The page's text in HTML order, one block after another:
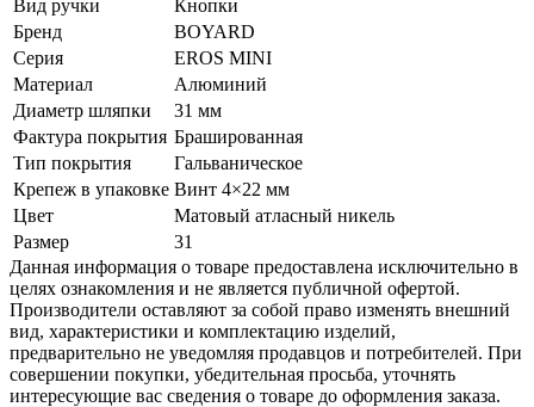
Вид ручки
Кнопки
Бренд
BOYARD
Серия
EROS MINI
Материал
Алюминий
Диаметр шляпки
31 мм
Фактура покрытия Брашированная
Тип покрытия
Гальваническое
Крепеж в упаковке Винт 4×22 мм
Цвет
Матовый атласный никель
Размер
31
Данная информация о товаре предоставлена исключительно в
целях ознакомления и не является публичной офертой.
Производители оставляют за собой право изменять внешний
вид, характеристики и комплектацию изделий,
предварительно не уведомляя продавцов и потребителей. При
совершении покупки, убедительная просьба, уточнять
интересующие вас сведения о товаре до оформления заказа.